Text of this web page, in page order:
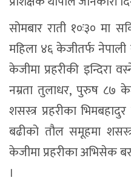
सोमबार राती १०ः३०
महिला ४६ केजीतर्फ
केजीमा प्रहरीकी इन्दिरा
नम्रता तुलाधर, पुरुष ८७
शसस्त्र प्रहरीका
बढीको तौल समूहमा
केजीमा प्रहरीका अभिसेक
।